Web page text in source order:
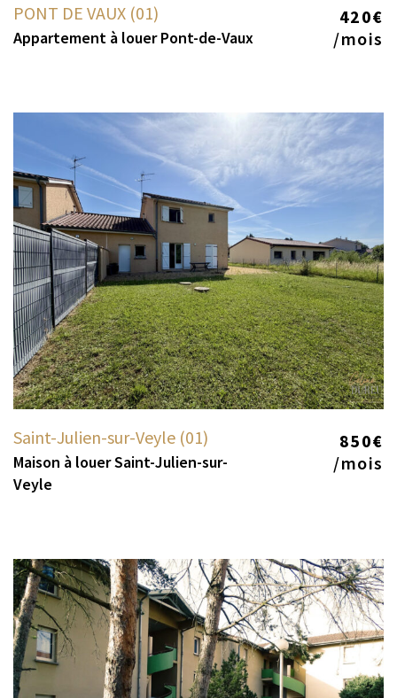
PONT DE VAUX (01) 420€
Appartement à louer Pont-de-Vaux /mois
Saint-Julien-sur-Veyle (01) 850€
Maison à louer Saint-Julien-sur-
Veyle
/mois